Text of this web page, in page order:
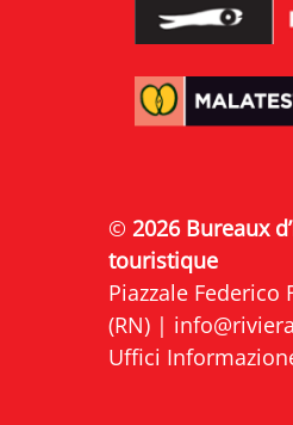
© 2026 Bureaux
touristique
Piazzale Federico
(RN) |
Uffici